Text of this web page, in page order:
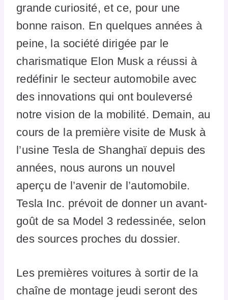
grande curiosité, et ce, pour une
bonne raison. En quelques années à
peine, la société dirigée par le
charismatique Elon Musk a réussi à
redéfinir le secteur automobile avec
des innovations qui ont bouleversé
notre vision de la mobilité. Demain, au
cours de la première visite de Musk à
l’usine Tesla de Shanghaï depuis des
années, nous aurons un nouvel
aperçu de l’avenir de l’automobile.
Tesla Inc. prévoit de donner un avant-
goût de sa Model 3 redessinée, selon
des sources proches du dossier.
Les premières voitures à sortir de la
chaîne de montage jeudi seront des